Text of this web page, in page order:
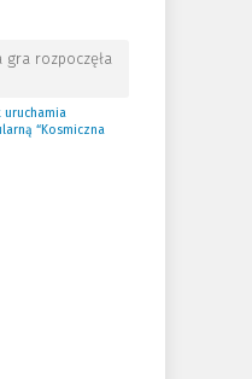
rozpoczęła
uruchamia
“Kosmiczna